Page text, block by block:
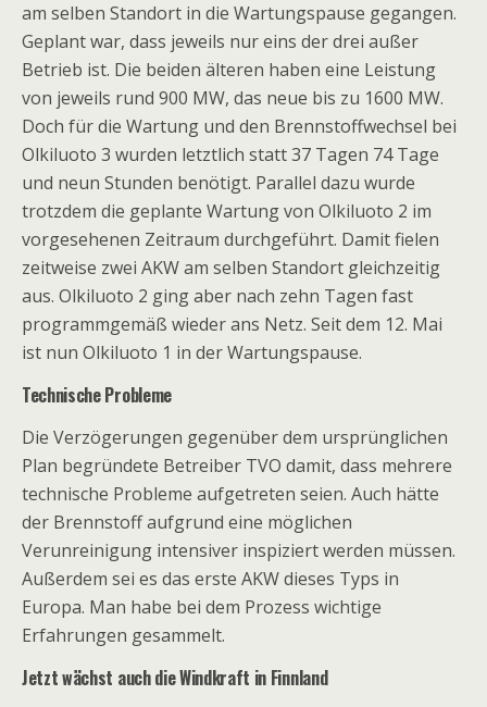
am selben Standort in die Wartungspause gegangen.
Geplant war, dass jeweils nur eins der drei außer
Betrieb ist. Die beiden älteren haben eine Leistung
von jeweils rund 900 MW, das neue bis zu 1600 MW.
Doch für die Wartung und den Brennstoffwechsel bei
Olkiluoto 3 wurden letztlich statt 37 Tagen 74 Tage
und neun Stunden benötigt. Parallel dazu wurde
trotzdem die geplante Wartung von Olkiluoto 2 im
vorgesehenen Zeitraum durchgeführt. Damit fielen
zeitweise zwei AKW am selben Standort gleichzeitig
aus. Olkiluoto 2 ging aber nach zehn Tagen fast
programmgemäß wieder ans Netz. Seit dem 12. Mai
ist nun Olkiluoto 1 in der Wartungspause.
Technische Probleme
Die Verzögerungen gegenüber dem ursprünglichen
Plan begründete Betreiber TVO damit, dass mehrere
technische Probleme aufgetreten seien. Auch hätte
der Brennstoff aufgrund eine möglichen
Verunreinigung intensiver inspiziert werden müssen.
Außerdem sei es das erste AKW dieses Typs in
Europa. Man habe bei dem Prozess wichtige
Erfahrungen gesammelt.
Jetzt wächst auch die Windkraft in Finnland